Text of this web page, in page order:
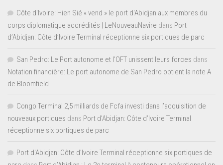
Côte d'Ivoire: Hien Sié « vend » le port d'Abidjan aux membres du
corps diplomatique accrédités | LeNouveauNavire dans Port
d’Abidjan: Côte d’Ivoire Terminal réceptionne six portiques de parc
San Pedro: Le Port autonome et l’OFT unissent leurs forces dans
Notation financière: Le port autonome de San Pedro obtient la note A
de Bloomfield
Congo Terminal 2,5 milliards de Fcfa investi dans l’acquisition de
nouveaux portiques dans Port d’Abidjan: Côte d’Ivoire Terminal
réceptionne six portiques de parc
Port d'Abidjan: Côte d’Ivoire Terminal réceptionne six portiques de